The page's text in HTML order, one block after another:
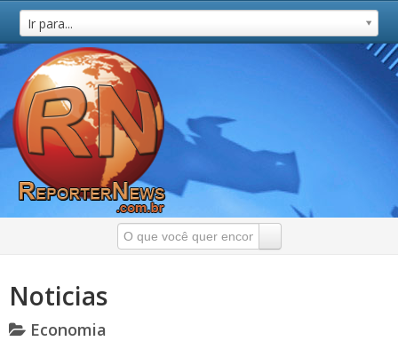
Ir para...
Noticias
Economia